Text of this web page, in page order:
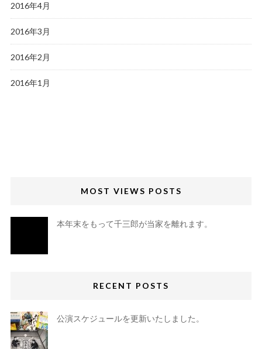
2016年4月
2016年3月
2016年2月
2016年1月
MOST VIEWS POSTS
本年末をもって千三郎が当家を離れます。
RECENT POSTS
公演スケジュールを更新いたしました。